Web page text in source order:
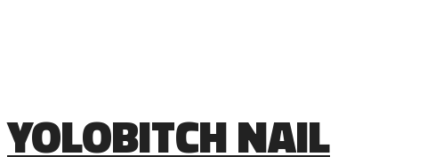
YOLOBITCH NAIL